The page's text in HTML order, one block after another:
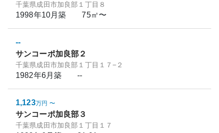
千葉県成田市加良部１丁目８
1998年10月築 75㎡〜
--
サンコーポ加良部２
千葉県成田市加良部１丁目１７−２
1982年6月築 --
1,123万円 〜
サンコーポ加良部３
千葉県成田市加良部１丁目１７